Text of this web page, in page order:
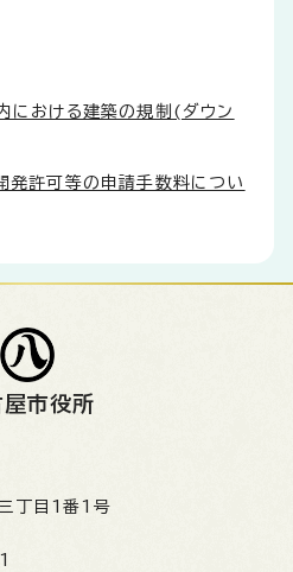
における建築の規制(ダウン
発許可等の申請手数料につい
市役所
丁目1番1号